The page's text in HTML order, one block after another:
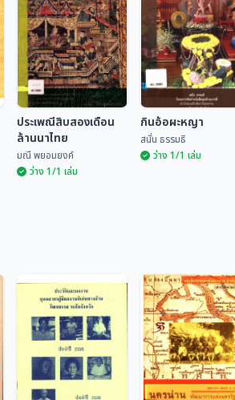
ประเพณีสิบสองเดือน
ล้านนาไทย
มณี พยอมยงค์
ว่าง 1/1 เล่ม
กินอ้อผะหญา
สนั่น ธรรมธิ
ว่าง 1/1 เล่ม